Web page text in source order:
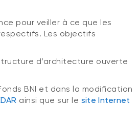
pour veiller à ce que les
Les objectifs
d’architecture ouverte
BNI et dans la modification
ainsi que sur le site Internet